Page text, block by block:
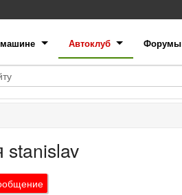
Автоклуб Форумы
stanislav